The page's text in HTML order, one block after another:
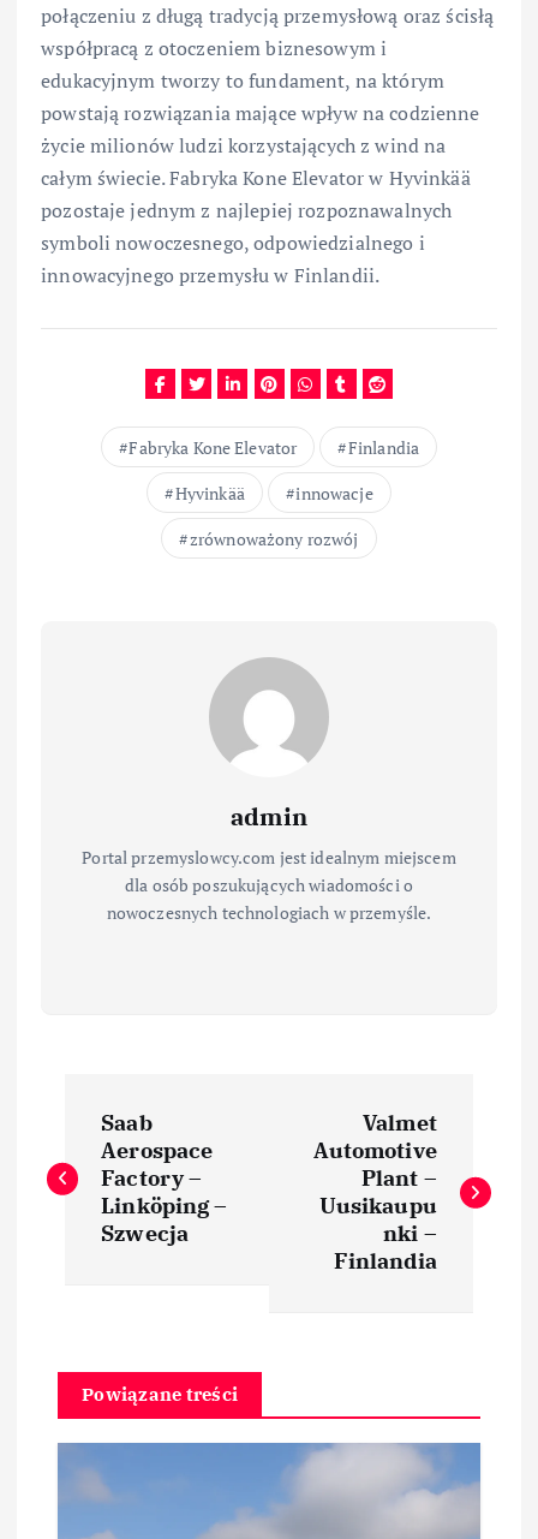
połączeniu z długą tradycją przemysłową oraz ścisłą
współpracą z otoczeniem biznesowym i
edukacyjnym tworzy to fundament, na którym
powstają rozwiązania mające wpływ na codzienne
życie milionów ludzi korzystających z wind na
całym świecie. Fabryka Kone Elevator w Hyvinkää
pozostaje jednym z najlepiej rozpoznawalnych
symboli nowoczesnego, odpowiedzialnego i
innowacyjnego przemysłu w Finlandii.
Fabryka Kone Elevator
Finlandia
Hyvinkää
innowacje
zrównoważony rozwój
admin
Portal przemyslowcy.com jest idealnym miejscem
dla osób poszukujących wiadomości o
nowoczesnych technologiach w przemyśle.
a
c
Saab
Aerospace
Factory –
Linköping –
Szwecja
Valmet
Automotive
Plant –
Uusikaupu
nki –
Finlandia
Powiązane treści